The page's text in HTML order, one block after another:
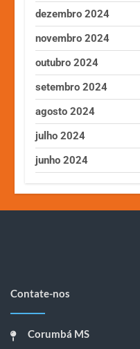
dezembro 2024
novembro 2024
outubro 2024
setembro 2024
agosto 2024
julho 2024
junho 2024
Contate-nos
Corumbá MS